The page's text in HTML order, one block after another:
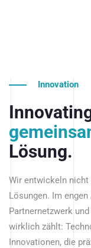
Innovation
Lösung.
Wir entwickeln
Lösungen. Im
Partnernetzwerk
wirklich zählt:
Innovationen, die